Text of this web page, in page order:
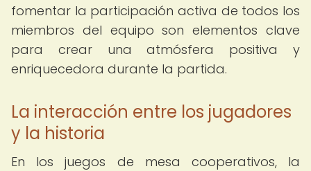
fomentar la participación activa de todos los
miembros del equipo son elementos clave
para crear una atmósfera positiva y
enriquecedora durante la partida.
La interacción entre los jugadores
y la historia
En los juegos de mesa cooperativos, la